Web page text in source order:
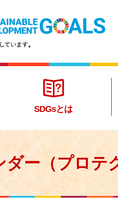
ップ
していま
SDGsとは
ー（プロテ